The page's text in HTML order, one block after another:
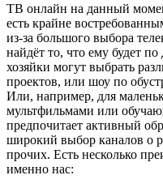
ТВ онлайн на данный
есть крайне
из-за большого выбора
найдёт то, что ему будет
хозяйки могут выбрать
проектов, или шоу по
Или, например, для
мультфильмами или
предпочитает активный
широкий выбор каналов о
прочих. Есть несколько
именно нас: